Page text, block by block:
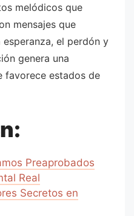
melódicos que
mensajes que
el perdón y
genera una
favorece estados de
Preaprobados
Real
Secretos en